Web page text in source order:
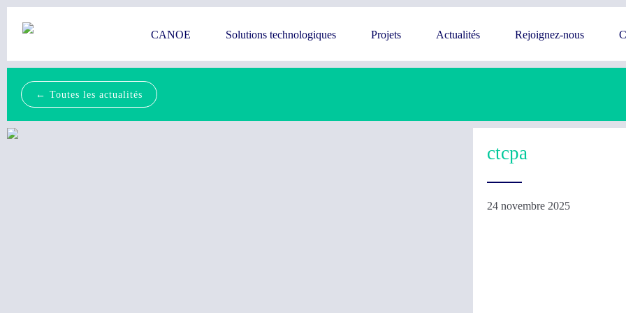
CANOE Solutions technologiques Projets Actualités Rejoignez-nous
← Toutes les actualités
ctcpa
24 novembre 2025